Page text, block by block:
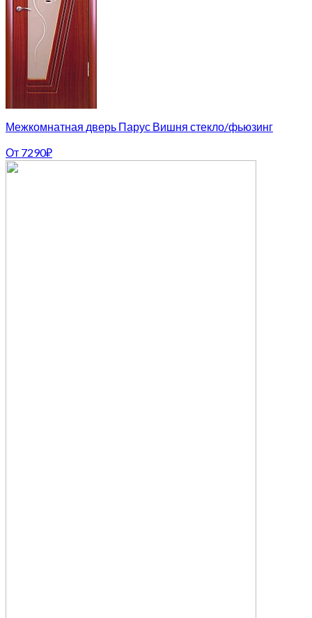
Межкомнатная дверь Парус Вишня стекло/фьюзинг
От 7290₽